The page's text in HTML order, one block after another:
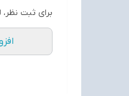
برای ثبت